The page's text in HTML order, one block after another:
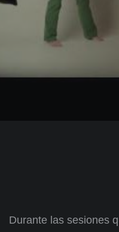
Durante las sesiones